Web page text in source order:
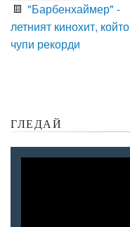
"Барбенхаймер" -
летният кинохит, който
чупи рекорди
ГЛЕДАЙ